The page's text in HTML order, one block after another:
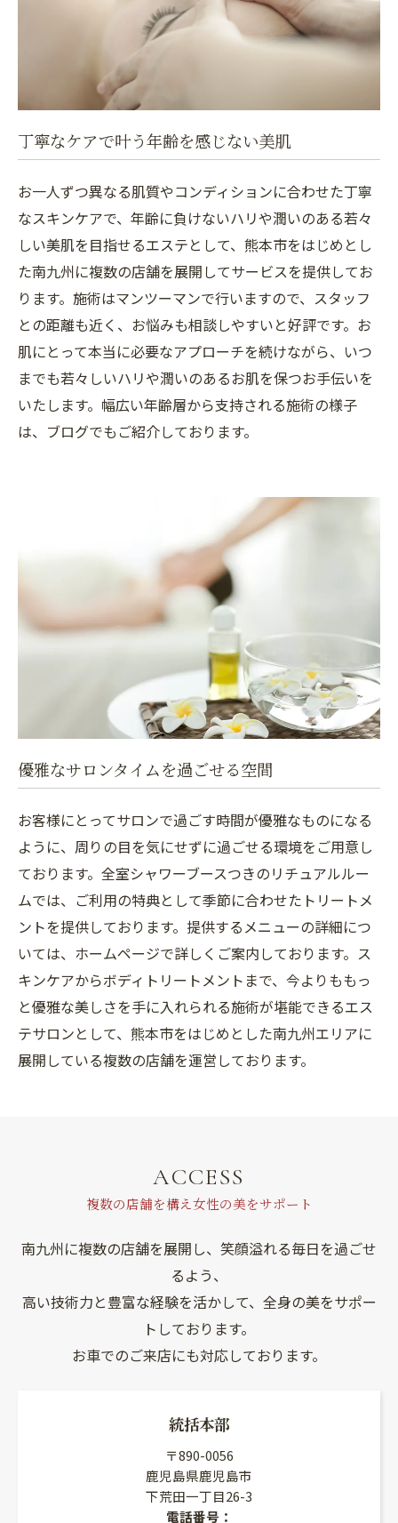
丁寧なケアで叶う年齢を感じない美肌
お一人ずつ異なる肌質やコンディションに合わせた丁寧
なスキンケアで、年齢に負けないハリや潤いのある若々
しい美肌を目指せるエステとして、熊本市をはじめとし
た南九州に複数の店舗を展開してサービスを提供してお
ります。施術はマンツーマンで行いますので、スタッフ
との距離も近く、お悩みも相談しやすいと好評です。お
肌にとって本当に必要なアプローチを続けながら、いつ
までも若々しいハリや潤いのあるお肌を保つお手伝いを
いたします。幅広い年齢層から支持される施術の様子
は、ブログでもご紹介しております。
優雅なサロンタイムを過ごせる空間
お客様にとってサロンで過ごす時間が優雅なものになる
ように、周りの目を気にせずに過ごせる環境をご用意し
ております。全室シャワーブースつきのリチュアルルー
ムでは、ご利用の特典として季節に合わせたトリートメ
ントを提供しております。提供するメニューの詳細につ
いては、ホームページで詳しくご案内しております。ス
キンケアからボディトリートメントまで、今よりももっ
と優雅な美しさを手に入れられる施術が堪能できるエス
テサロンとして、熊本市をはじめとした南九州エリアに
展開している複数の店舗を運営しております。
複数の店舗を構え女性の美をサポート
ACCESS
南九州に複数の店舗を展開し、笑顔溢れる毎日を過ごせ
るよう、
高い技術力と豊富な経験を活かして、全身の美をサポー
トしております。
お車でのご来店にも対応しております。
統括本部
〒890-0056
鹿児島県鹿児島市
下荒田一丁目26-3
電話番号：